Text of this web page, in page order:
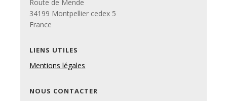
Route de Mende
34199 Montpellier cedex 5
France
LIENS UTILES
Mentions légales
NOUS CONTACTER